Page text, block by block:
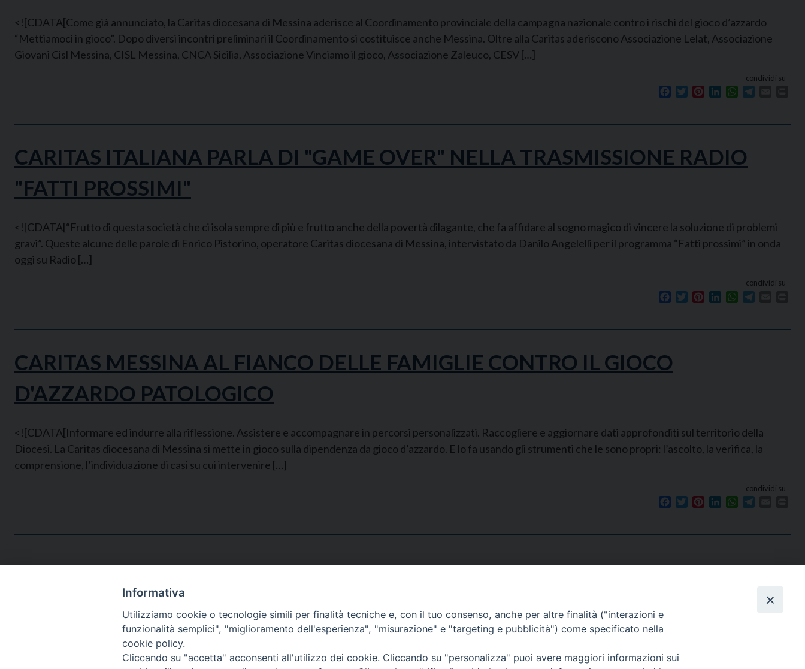
<![CDATA[Come già annunciato, la Caritas diocesana di Messina aderisce al Coordinamento provinciale della campagna nazionale contro i rischi del gioco d’azzardo
“Mettiamoci in gioco”. Dopo diversi incontri preliminari il Coordinamento si costituisce anche Messina. Oltre alla Caritas aderiscono Associazione Lelat, Associazione
Giovani Cisl Messina, CISL Messina, CNCA Sicilia, Associazione Vinciamo il gioco, Associazione Zaleuco, CESV […]
condividi su
Facebook
TwitterPinterestLinkedInWhatsApp
CARITAS ITALIANA PARLA DI "GAME OVER" NELLA TRASMISSIONE RADIO
"FATTI PROSSIMI"
<![CDATA[“Frutto di questa società che ci isola sempre di più e frutto anche della povertà dilagante, che fa affidare al sogno magico di vincere la soluzione di problemi
gravi”. Queste alcune delle parole di Enrico Pistorino, operatore Caritas diocesana di Messina, intervistato da Danilo Angelelli per il programma “Fatti prossimi” in onda
oggi su Radio […]
condividi su
Facebook
TwitterPinterestLinkedInWhatsApp
CARITAS MESSINA AL FIANCO DELLE FAMIGLIE CONTRO IL GIOCO
D'AZZARDO PATOLOGICO
<![CDATA[Informare ed indurre alla riflessione. Assistere e accompagnare in percorsi personalizzati. Raccogliere e aggiornare dati approfonditi sul territorio della
Diocesi. La Caritas diocesana di Messina si mette in gioco sulla dipendenza da gioco d’azzardo. E lo fa usando gli strumenti che le sono propri: l’ascolto, la verifica, la
comprensione, l’individuazione di casi su cui intervenire […]
condividi su
Facebook
TwitterPinterestLinkedInWhatsApp
9.30 alle ore 12.30.
Tel. 090.9146045
mail:ufficiocaritas@diocesimessina.it
Informativa
Utilizziamo cookie o tecnologie simili per finalità tecniche e, con il tuo consenso, anche per altre finalità ("interazioni e
funzionalità semplici", "miglioramento dell'esperienza", "misurazione" e "targeting e pubblicità") come specificato nella
cookie policy.
Cliccando su "accetta" acconsenti all'utilizzo dei cookie. Cliccando su "personalizza" puoi avere maggiori informazioni sui